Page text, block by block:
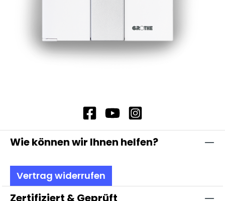
Wie können wir Ihnen helfen?
Vertrag widerrufen
Zertifiziert & Geprüft